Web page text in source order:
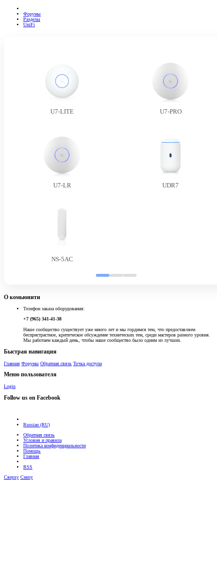
Форумы
Разделы
UniFi
U7-LITE U7-PRO
U7-LR UDR7
NS-5AC
О комьюнити
Телефон заказа оборудования:
+7 (965) 341-41-38
Наше сообщество существует уже много лет и мы гордимся тем, что предоставляем
беспристрастное, критическое обсуждение технических тем, среди мастеров разного уровня.
Мы работаем каждый день, чтобы наше сообщество было одним из лучших.
Быстрая навигация
Главная Форумы Обратная связь Точка доступа
Меню пользователя
Login
Follow us on Facebook
Russian (RU)
Обратная связь
Условия и правила
Политика конфиденциальности
Помощь
Главная
RSS
Сверху Снизу